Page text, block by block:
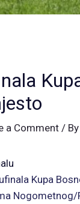
a Comment / By
Kupa
Nogometnog/